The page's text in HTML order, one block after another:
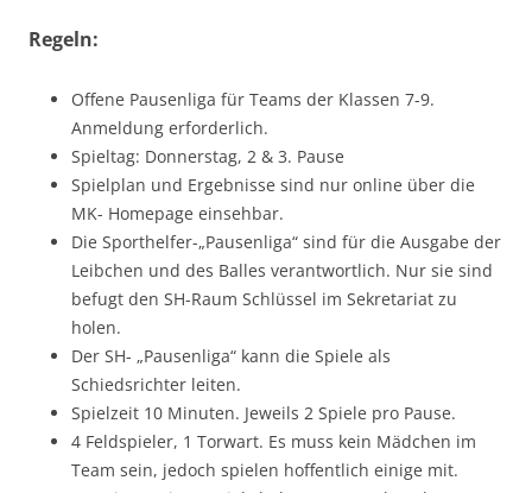
Regeln:
Offene Pausenliga für Teams der Klassen 7-9.
Anmeldung erforderlich.
Spieltag: Donnerstag, 2 & 3. Pause
Spielplan und Ergebnisse sind nur online über die
MK- Homepage einsehbar.
Die Sporthelfer-„Pausenliga“ sind für die Ausgabe der
Leibchen und des Balles verantwortlich. Nur sie sind
befugt den SH-Raum Schlüssel im Sekretariat zu
holen.
Der SH- „Pausenliga“ kann die Spiele als
Schiedsrichter leiten.
Spielzeit 10 Minuten. Jeweils 2 Spiele pro Pause.
4 Feldspieler, 1 Torwart. Es muss kein Mädchen im
Team sein, jedoch spielen hoffentlich einige mit.